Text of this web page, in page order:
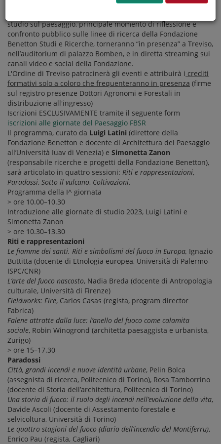
studio sul paesaggio, principale momento di riflessione e
confronto pubblico sulle linee di ricerca della Fondazione
Benetton Studi e Ricerche, torneranno “in presenza” a Treviso,
nell’auditorium di palazzo Bomben, e in diretta streaming sui
canali video e social della Fondazione.
L'Ordine di Treviso patrocinerà gli eventi e attribuirà i crediti
formativi solo a coloro che frequenteranno in presenza (firme
sul registro presenze Dottori Agronomi e Forestali in
distribuzione all'ingresso)
Iscrizioni ESCLUSIVAMENTE tramite il seguente form
iscrizioni alle giornate del Paesaggio FBSR
Il programma, curato da Luigi Latini (direttore della
Fondazione Benetton e docente di Architettura del Paesaggio
all’Università Iuav di Venezia) e Simonetta Zanon
(responsabile ricerche e progetti della Fondazione Benetton),
sarà articolato in quattro sessioni: Riti e rappresentazioni,
Paradossi, Sotto il vulcano, Coltivazioni.
Programma della I^ giornata
> ore 10.00–10.30
Introduzione alle giornate di studio 2023, Luigi Latini e
Simonetta Zanon
> ore 10.30–13.30
Riti e rappresentazioni
Le fiamme dei santi. Riti e simbolismi del fuoco in Europa, Ignazio
Buttitta (docente di Etnologia europea, Università di Palermo-
ISPC/CNR)
L’arte del fuoco nascosto, Nadia Breda (docente di Antropologia
culturale, Università di Firenze)
Fieldworks: Fire, Carlos Casas (regista, program director
Fabrica)
Falene attratte dalla luce: l’anello del fuoco come calamita
sociale, Robin Winogrond (architetta paesaggista e urbanista,
Zurigo)
> ore 15–17.30
Paradossi
Città, grandi incendi e nuove identità urbane, Pelin Bolca
(assegnista di ricerca, Politecnico di Torino), Rosa Tamborrino
(docente di Storia dell’architettura, Politecnico di Torino)
Una storia di fuoco: il ruolo degli incendi nell’evoluzione della vita,
Davide Ascoli (docente di Assestamento forestale e
selvicoltura, Università di Torino)
Le quattro stagioni del fuoco (diario dell’incendio del Montiferru),
Enrico Pau (regista, Cagliari)